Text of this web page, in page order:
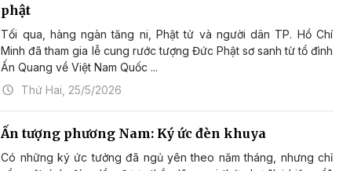
phật
Tối qua, hàng ngàn tăng ni, Phật tử và người dân TP. Hồ Chí
Minh đã tham gia lễ cung rước tượng Đức Phật sơ sanh từ tổ đình
Ấn Quang về Việt Nam Quốc ...
Thứ Hai, 25/5/2026
Ấn tượng phương Nam: Ký ức đèn khuya
Có những ký ức tưởng đã ngủ yên theo năm tháng, nhưng chỉ